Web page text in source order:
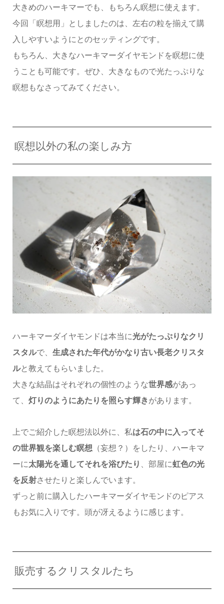
大きめのハーキマーでも、もちろん瞑想に使えます。
今回「瞑想用」としましたのは、左右の粒を揃えて購
入しやすいようにとのセッティングです。
もちろん、大きなハーキマーダイヤモンドを瞑想に使
うことも可能です。ぜひ、大きなもので光たっぷりな
瞑想もなさってみてください。
瞑想以外の私の楽しみ方
ハーキマーダイヤモンドは本当に光がたっぷりなクリ
スタルで、 生成された年代がかなり古い長老クリスタ
ルと教えてもらいました。
大きな結晶はそれぞれの個性のような世界感があっ
て、 灯りのようにあたりを照らす輝きがあります。
上でご紹介した瞑想法以外に、私は石の中に入ってそ
の世界観を楽しむ瞑想 （妄想？）をしたり、ハーキマ
ーに太陽光を通してそれを浴びたり 、部屋に虹色の光
を反射させたりと楽しんでいます。
ずっと前に購入したハーキマーダイヤモンドのピアス
もお気に入りです。頭が冴えるように感じます。
販売するクリスタルたち